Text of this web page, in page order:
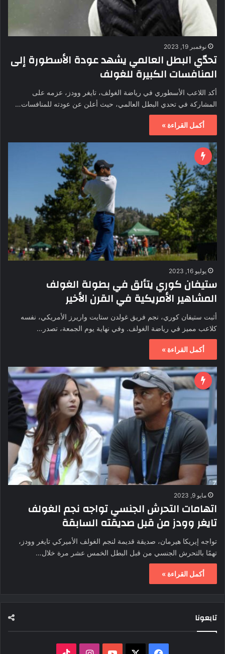
نوفمبر 19, 2023
تحدّي البطل العالمي يشهد عودة الأسطورة إلى
المنافسات الكبيرة للغولف
أكد اللاعب الأسطوري في رياضة الغولف، تايغر وودز، عزمه على
المشاركة في تحدي البطل العالمي، حيث أعلن عن عودته للمنافسات…
أكمل القراءة »
يوليو 16, 2023
ستيفان كوري يتألق في بطولة الغولف
المشاهير الأمريكية في القرن الأخير
أثبت ستيفان كوري، نجم فريق غولدن ستايت واريرز الأمريكي، نفسه
كلاعب مميز في رياضة الغولف. وفي نهاية يوم الجمعة، تصدر…
أكمل القراءة »
مايو 9, 2023
اتهامات التحرش الجنسي تواجه نجم الغولف
تايغر وودز من قبل صديقته السابقة
تواجه إيريكا هيرمان، صديقة قديمة لنجم الغولف الأميركي تايغر وودز،
تهمًا بالتحرش الجنسي من قبل البطل الخمس عشر مرة خلال…
أكمل القراءة »
تابعونا